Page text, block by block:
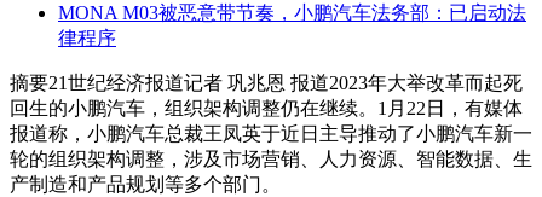
MONA M03被恶意带节奏，小鹏汽车法务部：已启动法
律程序
摘要21世纪经济报道记者 巩兆恩 报道2023年大举改革而起死
回生的小鹏汽车，组织架构调整仍在继续。1月22日，有媒体
报道称，小鹏汽车总裁王凤英于近日主导推动了小鹏汽车新一
轮的组织架构调整，涉及市场营销、人力资源、智能数据、生
产制造和产品规划等多个部门。